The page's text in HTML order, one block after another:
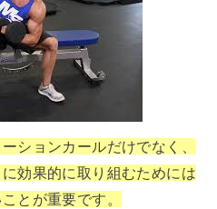
ションカールだけでなく、
効果的に取り組むためには
とが重要です。